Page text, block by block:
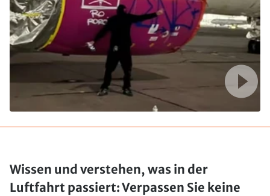
Wissen und verstehen, was in der
Luftfahrt passiert: Verpassen Sie keine